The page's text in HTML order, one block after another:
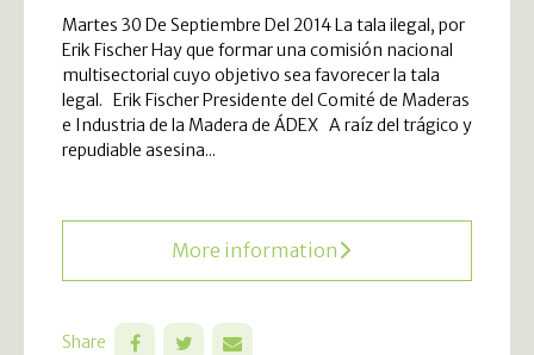
Martes 30 De Septiembre Del 2014 La tala ilegal, por
Erik Fischer Hay que formar una comisión nacional
multisectorial cuyo objetivo sea favorecer la tala
legal. Erik Fischer Presidente del Comité de Maderas
e Industria de la Madera de ÁDEX A raíz del trágico y
repudiable asesina...
More information
Share